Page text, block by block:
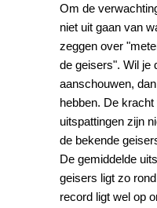
Om de
niet uit gaan van
zeggen over
de geisers". Wil je
aanschouwen,
hebben. De
uitspattingen zijn
de bekende
De gemiddelde
geisers ligt zo
record ligt wel op